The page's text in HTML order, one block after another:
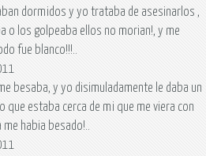
dormidos y yo trataba de asesinarlos ,
o los golpeaba ellos no morian!, y me
fue blanco!!!..
besaba, y yo disimuladamente le daba un
que estaba cerca de mi que me viera con
habia besado!..